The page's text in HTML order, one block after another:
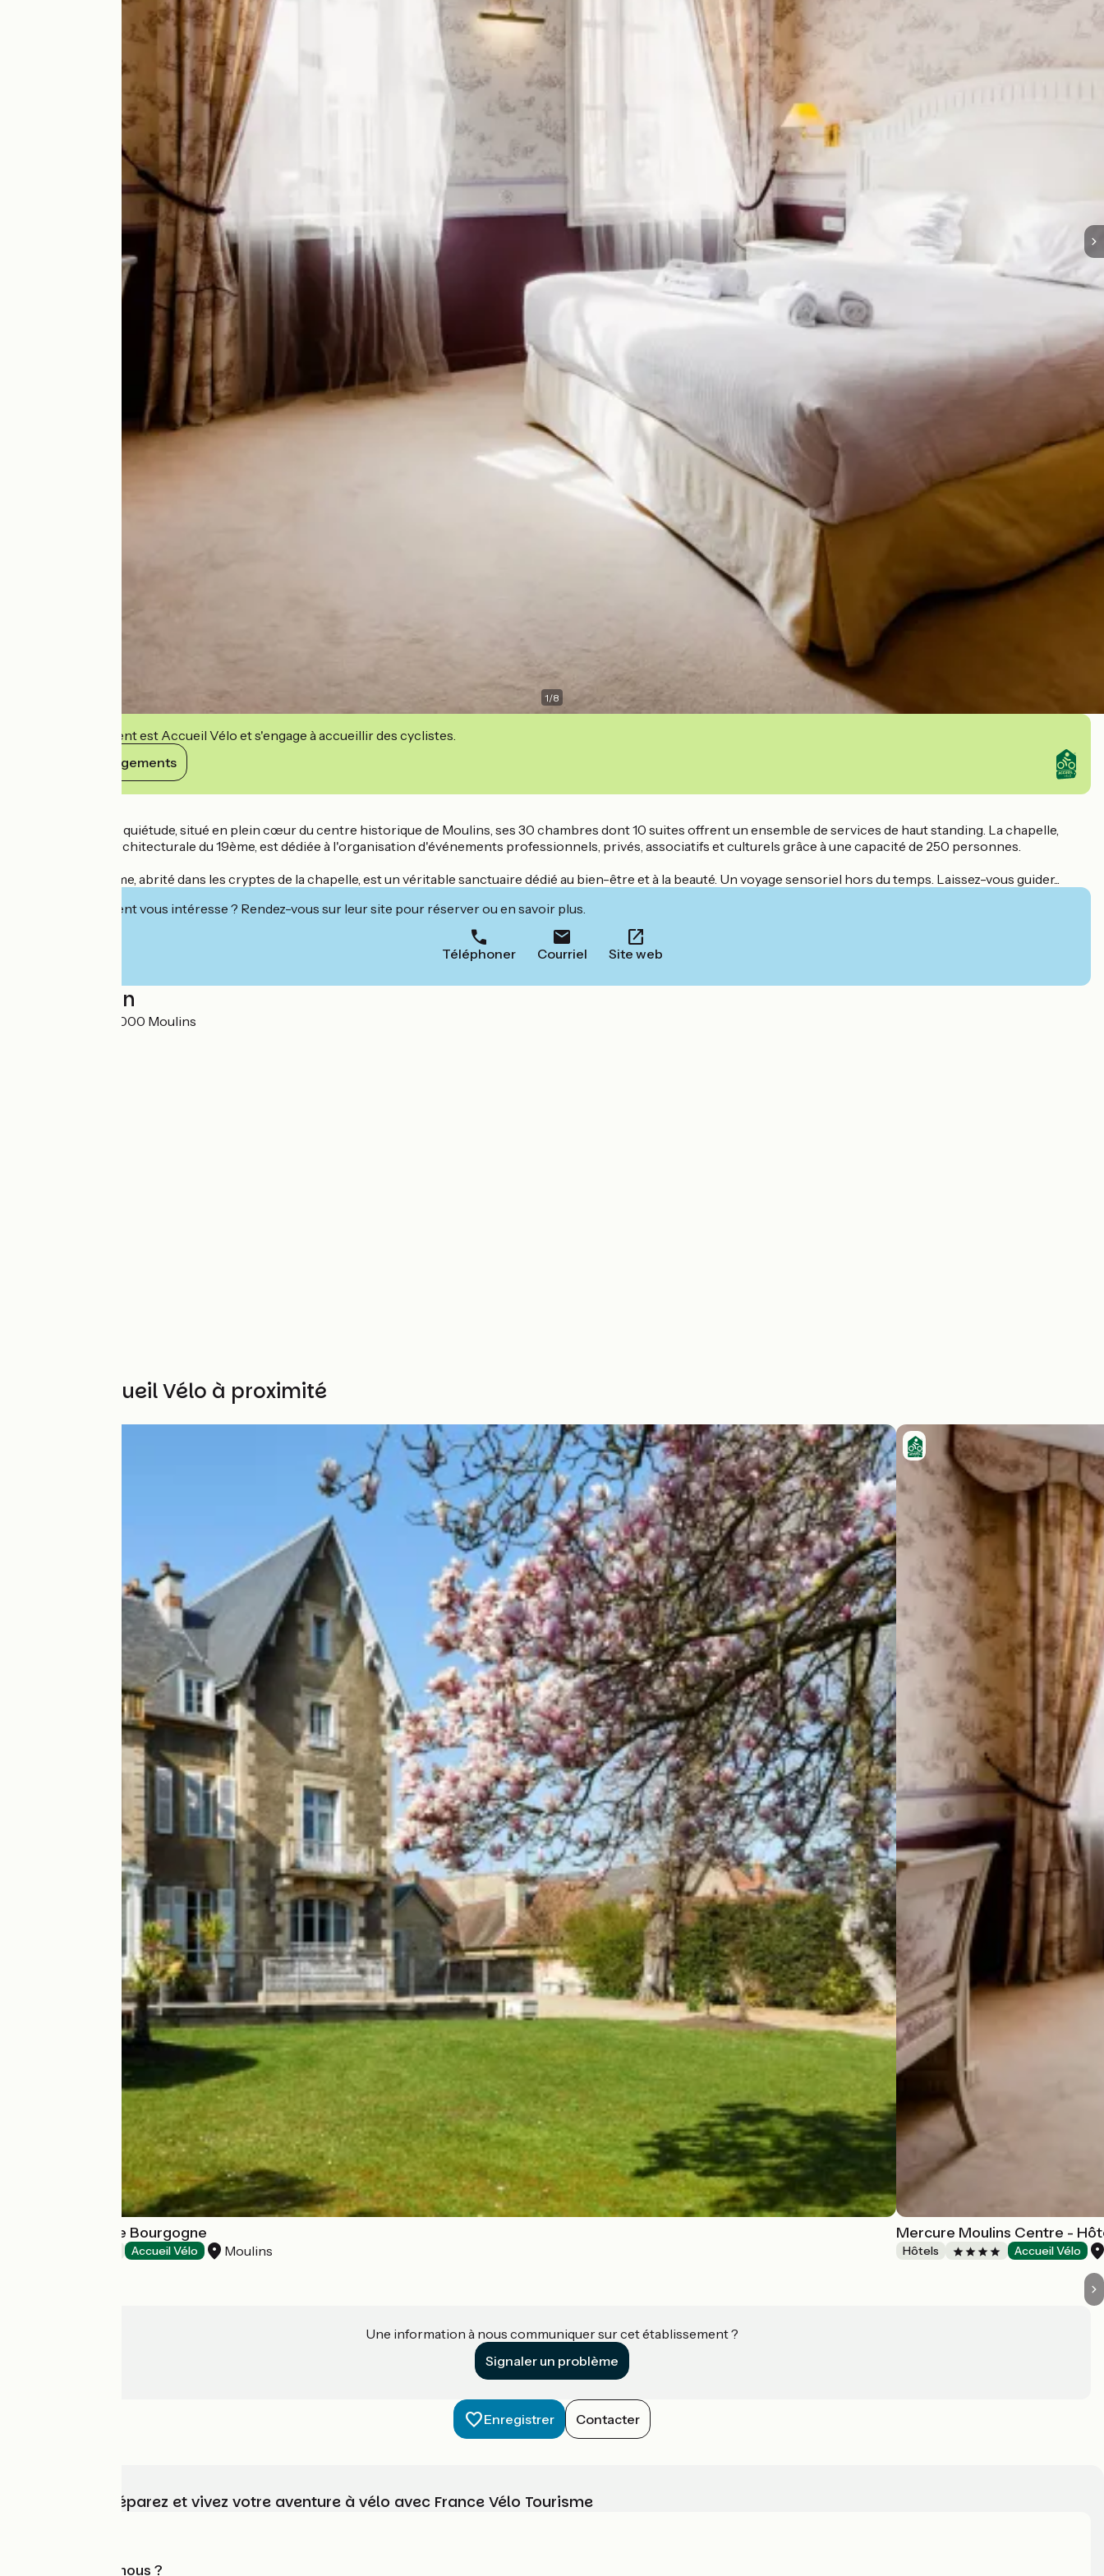
1/8
Cet établissement est Accueil Vélo et s'engage à accueillir des cyclistes.
Voir ses engagements
Véritable écrin de quiétude, situé en plein cœur du centre historique de Moulins, ses 30 chambres dont 10 suites offrent un ensemble de services de haut standing. La chapelle,
petite merveille architecturale du 19ème, est dédiée à l'organisation d'événements professionnels, privés, associatifs et culturels grâce à une capacité de 250 personnes.
Le Spa Notre-Dame, abrité dans les cryptes de la chapelle, est un véritable sanctuaire dédié au bien-être et à la beauté. Un voyage sensoriel hors du temps. Laissez-vous guider...
Cet établissement vous intéresse ? Rendez-vous sur leur site pour réserver ou en savoir plus.
Téléphoner Courriel Site web
Localisation
21 rue de Paris 03000 Moulins
Autres Accueil Vélo à proximité
Hôtel Le Clos de Bourgogne
Accueil Vélo Moulins
Mercure Moulins Centre -
Hôtels Accueil Vélo
Une information à nous communiquer sur cet établissement ?
Signaler un problème
Enregistrer Contacter
Choisissez, préparez et vivez votre aventure à vélo avec France Vélo Tourisme
Qui sommes-nous ?